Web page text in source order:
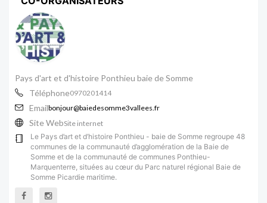
Pays d'art et d'histoire Ponthieu baie de Somme
Téléphone0970201414
Emailbonjour@baiedesomme3vallees.fr
Site WebSite internet
Le Pays d’art et d’histoire Ponthieu - baie de Somme regroupe 48
communes de la communauté d’agglomération de la Baie de
Somme et de la communauté de communes Ponthieu-
Marquenterre, situées au cœur du Parc naturel régional Baie de
Somme Picardie maritime.